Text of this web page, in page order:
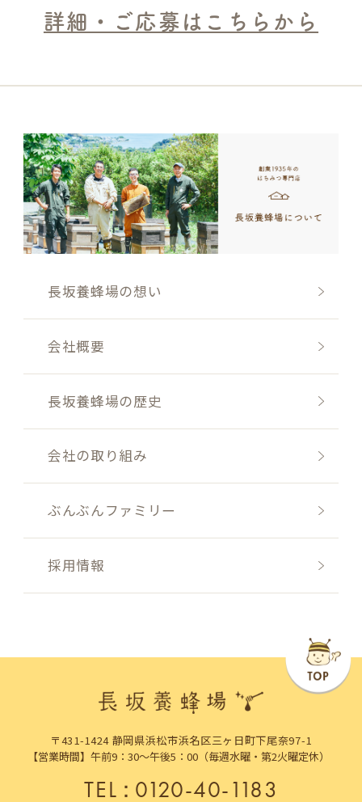
詳細・ご応募はこちらから
長坂養蜂場の想い
会社概要
長坂養蜂場の歴史
会社の取り組み
ぶんぶんファミリー
採用情報
〒431-1424 静岡県浜松市浜名区三ヶ日町下尾奈97-1
【営業時間】午前9：30～午後5：00（毎週水曜・第2火曜定休）
TEL：0120-40-1183